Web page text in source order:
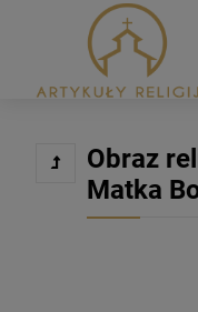
Obraz
Matka